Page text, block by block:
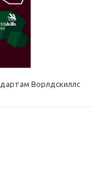
Ворлдскиллс